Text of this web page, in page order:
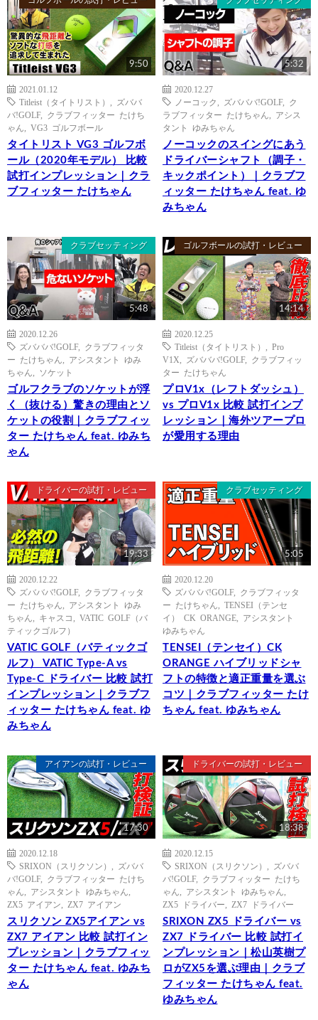
9:50
2021.01.12
Titleist（タイトリスト）
ズババ
バ!GOLF, クラブフィッター たけち
ゃん
VG3 ゴルフボール
タイトリスト VG3 ゴルフボ
ール（2020年モデル） 比較
試打インプレッション｜クラ
ブフィッター たけちゃん
5:32
2020.12.27
ノーコック
ズバババ!GOLF, ク
ラブフィッター たけちゃん
アシス
タント ゆみちゃん
ノーコックのスイングにあう
ドライバーシャフト（調子・
キックポイント）｜クラブフ
ィッター たけちゃん feat. ゆ
みちゃん
クラブセッティング
5:48
2020.12.26
ズバババ!GOLF, クラブフィッタ
ー たけちゃん
アシスタント ゆみ
ちゃん
ソケット
ゴルフクラブのソケットが浮
く（抜ける）驚きの理由とソ
ケットの役割｜クラブフィッ
ター たけちゃん feat. ゆみち
ゃん
ゴルフボールの試打・レビュー
14:14
2020.12.25
Titleist（タイトリスト）
Pro
V1X
ズバババ!GOLF, クラブフィッ
ター たけちゃん
プロV1x（レフトダッシュ）
vs プロV1x 比較 試打インプ
レッション｜海外ツアープロ
が愛用する理由
ドライバーの試打・レビュー
19:33
2020.12.22
ズバババ!GOLF, クラブフィッタ
ー たけちゃん
アシスタント ゆみ
ちゃん
キャスコ
VATIC GOLF（バ
ティックゴルフ）
VATIC GOLF（バティックゴ
ルフ） VATIC Type-A vs
Type-C ドライバー 比較 試打
インプレッション｜クラブフ
ィッター たけちゃん feat. ゆ
みちゃん
クラブセッティング
5:05
2020.12.20
ズバババ!GOLF, クラブフィッタ
ー たけちゃん
TENSEI（テンセ
イ） CK ORANGE
アシスタント
ゆみちゃん
TENSEI（テンセイ）CK
ORANGE ハイブリッドシャ
フトの特徴と適正重量を選ぶ
コツ｜クラブフィッター たけ
ちゃん feat. ゆみちゃん
アイアンの試打・レビュー
17:30
2020.12.18
SRIXON（スリクソン）
ズババ
バ!GOLF, クラブフィッター たけち
ゃん
アシスタント ゆみちゃん
ZX5 アイアン
ZX7 アイアン
スリクソン ZX5アイアン vs
ZX7 アイアン 比較 試打イン
プレッション｜クラブフィッ
ター たけちゃん feat. ゆみち
ゃん
ドライバーの試打・レビュー
18:38
2020.12.15
SRIXON（スリクソン）
ズババ
バ!GOLF, クラブフィッター たけち
ゃん
アシスタント ゆみちゃん
ZX5 ドライバー
ZX7 ドライバー
SRIXON ZX5 ドライバー vs
ZX7 ドライバー 比較 試打イ
ンプレッション｜松山英樹プ
ロがZX5を選ぶ理由｜クラブ
フィッター たけちゃん feat.
ゆみちゃん